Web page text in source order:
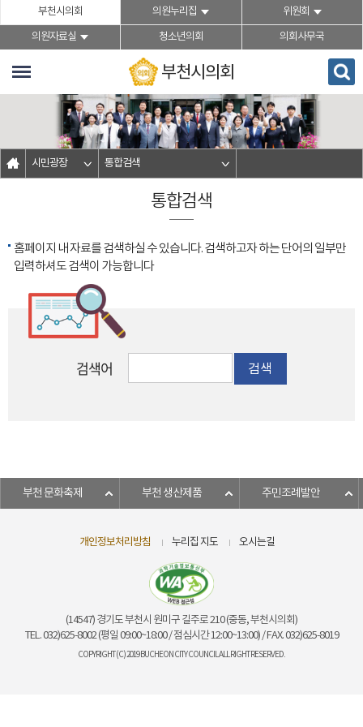
본문바로가기
부천시의회 의원누리집 위원회
의원자료실 청소년의회 의회사무국
부천시의회
시민광장 통합검색
통합검색
홈페이지 내 자료를 검색하실 수 있습니다. 검색하고자 하는 단어의 일부만
입력하셔도 검색이 가능합니다
검색어 검색
부천 문화축제 부천 생산제품 주민조례발안
개인정보처리방침 누리집 지도 오시는길
(14547) 경기도 부천시 원미구 길주로 210 (중동, 부천시의회)
TEL. 032)625-8002 (평일 09:00~18:00 / 점심시간 12:00~13:00) / FAX. 032)625-8019
COPYRIGHT (C) 2019 BUCHEON CITY COUNCIL ALL RIGHT RESERVED.